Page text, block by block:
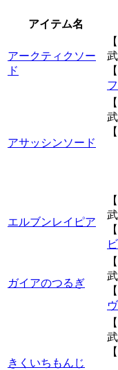
アイテム名
アークティクソー
ド
アサッシンソード
エルブンレイピア
ガイアのつるぎ
きくいちもんじ